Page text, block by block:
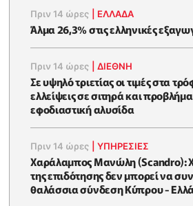
Πριν 14 ώρες ΕΛΛΆΔΑ
Άλμα 26,3% στις ελληνικές
Πριν 14 ώρες |ΔΙΕΘΝΗ
Σε υψηλό τριετίας οι τιμές στα
ελλείψεις σε σιτηρά και
εφοδιαστική αλυσίδα
Πριν 14 ώρες |ΥΠΗΡΕΣΙΕΣ
Χαράλαμπος Μανώλη (Scandro):
της επιδότησης δεν μπορεί να
θαλάσσια σύνδεση Κύπρου -